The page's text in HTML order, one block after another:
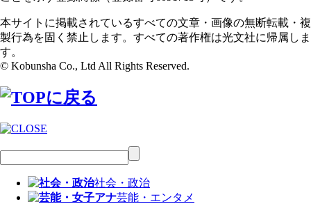
本サイトに掲載されているすべての文章・画像の無断転載・複
製行為を固く禁止します。すべての著作権は光文社に帰属しま
す。
© Kobunsha Co., Ltd All Rights Reserved.
社会・政治
芸能・エンタメ